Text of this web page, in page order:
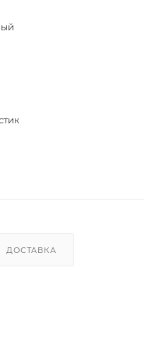
ДОСТАВКА